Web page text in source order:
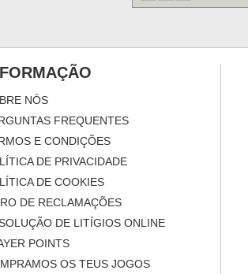
NÓS
FREQUENTES
E CONDIÇÕES
DE PRIVACIDADE
DE COOKIES
DE RECLAMAÇÕES
DE LITÍGIOS ONLINE
POINTS
OS TEUS JOGOS